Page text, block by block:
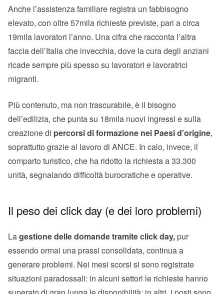
Anche l’assistenza familiare registra un fabbisogno
elevato, con oltre 57mila richieste previste, pari a circa
19mila lavoratori l’anno. Una cifra che racconta l’altra
faccia dell’Italia che invecchia, dove la cura degli anziani
ricade sempre più spesso su lavoratori e lavoratrici
migranti.
Più contenuto, ma non trascurabile, è il bisogno
dell’edilizia, che punta su 18mila nuovi ingressi e sulla
creazione di percorsi di formazione nei Paesi d’origine,
soprattutto grazie al lavoro di ANCE. In calo, invece, il
comparto turistico, che ha ridotto la richiesta a 33.300
unità, segnalando difficoltà burocratiche e operative.
Il peso dei click day (e dei loro problemi)
Lagestione delle domande tramite click day, pur
essendo ormai una prassi consolidata, continua a
generare problemi. Nei mesi scorsi si sono registrate
situazioni paradossali: in alcuni settori le richieste hanno